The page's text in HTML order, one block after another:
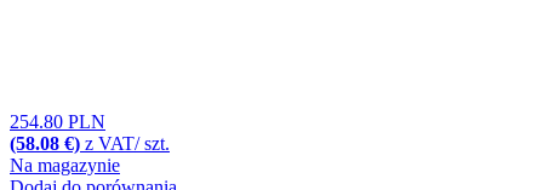
254.80 PLN
(58.08 €) z VAT/ szt.
Na magazynie